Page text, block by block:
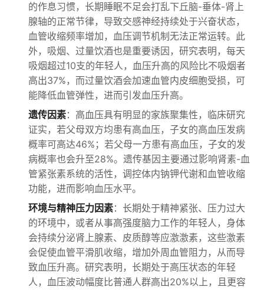
的作息习惯，长期睡眠不足会打乱下丘脑-垂体-肾上
腺轴的正常节律，导致交感神经持续处于兴奋状态，
血管收缩频率增加，血压调节机制无法正常运转。此
外，吸烟、过量饮酒也是重要诱因，研究表明，每天
吸烟超过10支的年轻人，血压升高的风险比不吸烟者
高出37%，而过量饮酒会加速血管内皮细胞受损，可
能降低血管弹性，进而引发血压升高。
遗传因素：高血压具有明显的家族聚集性，临床研究
证实，若父母双方均患有高血压，子女的高血压发病
概率可高达46%；若父母一方患有高血压，子女的发
病概率也会升至28%。遗传基因主要通过影响肾素-血
管紧张素系统的活性，调控体内钠钾代谢和血管收缩
功能，进而影响血压水平。
环境与精神压力因素：长期处于精神紧张、压力过大
的环境中，或者从事高强度脑力工作的年轻人，身体
会持续分泌肾上腺素、皮质醇等应激激素，这些激素
会促使血管平滑肌收缩，增加外周血管阻力，从而导
致血压升高。研究表明，长期处于高压状态的年轻
人，血压波动幅度比普通人群高出20%以上，且更容